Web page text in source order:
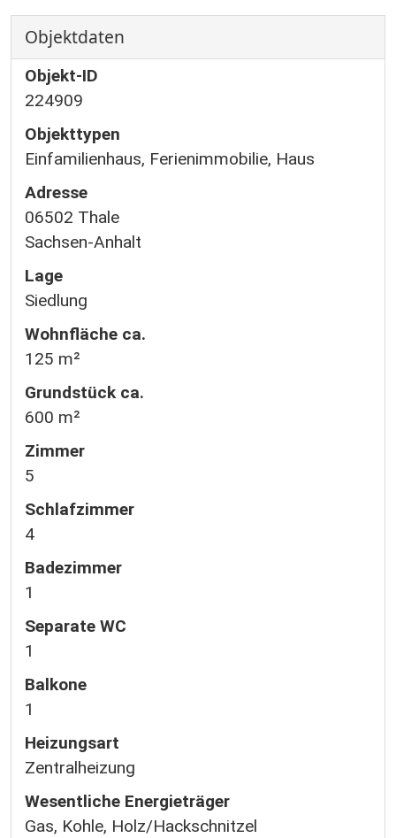
Objektdaten
Objekt-ID
224909
Objekttypen
Einfamilienhaus, Ferienimmobilie, Haus
Adresse
06502 Thale
Sachsen-Anhalt
Lage
Siedlung
Wohnfläche ca.
125 m²
Grund­stück ca.
600 m²
Zimmer
5
Schlafzimmer
4
Badezimmer
1
Separate WC
1
Balkone
1
Heizungsart
Zentralheizung
Wesentliche Energieträger
Gas, Kohle, Holz/Hackschnitzel